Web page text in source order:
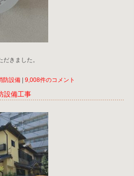
きました。
防設備 9,008件のコメント
備工事